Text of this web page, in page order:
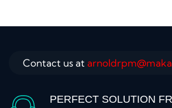
Contact us at
PERFECT SOLUTION